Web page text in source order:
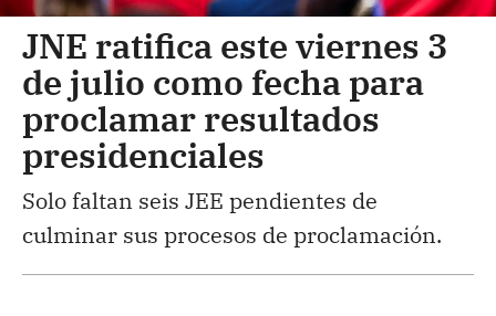
JNE ratifica este viernes 3
de julio como fecha para
proclamar resultados
presidenciales
Solo faltan seis JEE pendientes de
culminar sus procesos de proclamación.